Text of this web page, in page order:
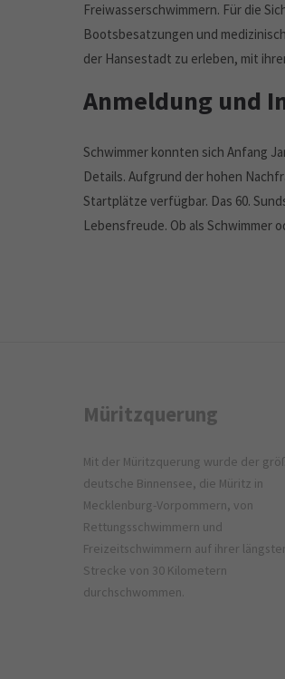
Freiwasserschwimmern. Für die
Bootsbesatzungen und
der Hansestadt zu erleben, mit
Anmeldung und
Schwimmer konnten sich Anfang
Details. Aufgrund der hohen
Startplätze verfügbar. Das 60.
Lebensfreude. Ob als Schwimmer
Müritzquerung
Mit der Müritzquerung wurde der
deutsche Binnensee, die Müritz in
Mecklenburg-Vorpommern, von
Rettungsschwimmern und
Freizeitschwimmern auf ihrer
Strecke von 30 Kilometern
durchschwommen.